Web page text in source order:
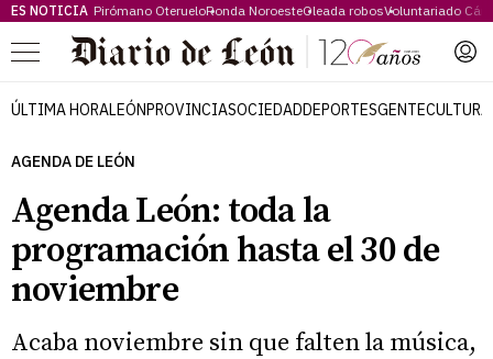
ES NOTICIA Pirómano OterueloRonda NoroesteOleada robosVoluntariado
Menú
ÚLTIMA HORALEÓNPROVINCIASOCIEDADDEPORTESGENTECULTURA
AGENDA DE LEÓN
Agenda León: toda la
programación hasta el 30 de
noviembre
Acaba noviembre sin que falten la música,